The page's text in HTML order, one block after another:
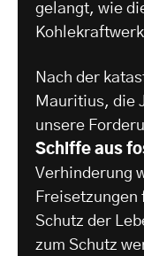
gelangt, wie
Nach der
Mauritius, die
unsere
Schiffe aus
Verhinderung
Schutz der
zum Schutz